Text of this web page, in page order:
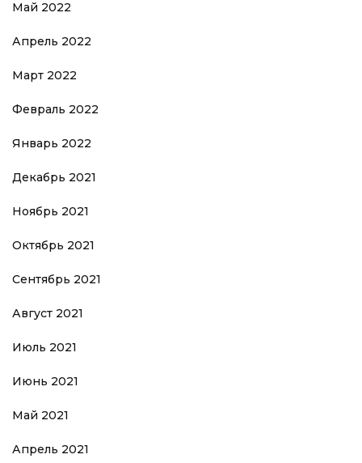
Май 2022
Апрель 2022
Март 2022
Февраль 2022
Январь 2022
Декабрь 2021
Ноябрь 2021
Октябрь 2021
Сентябрь 2021
Август 2021
Июль 2021
Июнь 2021
Май 2021
Апрель 2021